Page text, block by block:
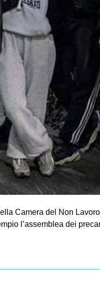
Camera del Non
l’assemblea dei